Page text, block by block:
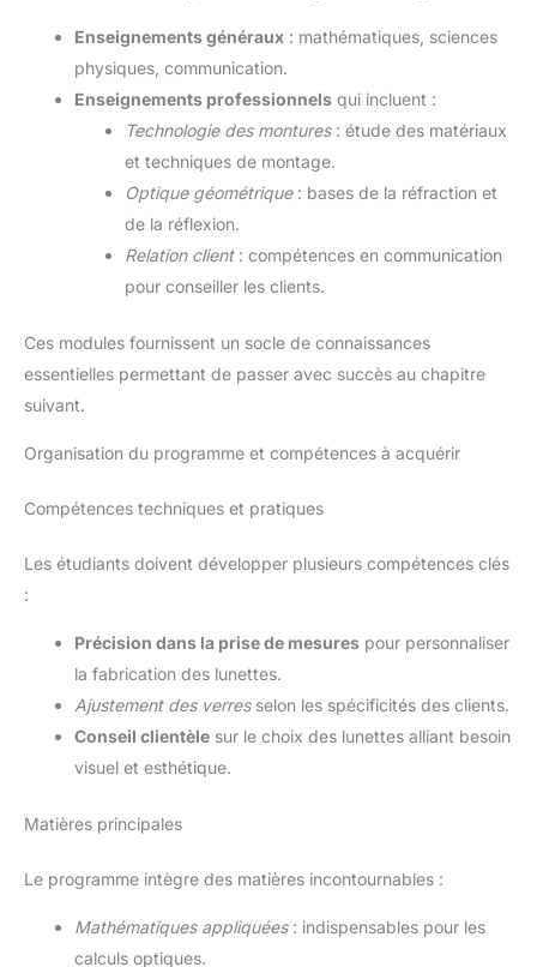
Enseignements généraux : mathématiques, sciences
physiques, communication.
Enseignements professionnels qui incluent :
Technologie des montures: étude des matériaux
et techniques de montage.
Optique géométrique: bases de la réfraction et
de la réflexion.
Relation client: compétences en communication
pour conseiller les clients.
Ces modules fournissent un socle de connaissances
essentielles permettant de passer avec succès au chapitre
suivant.
Organisation du programme et compétences à acquérir
Compétences techniques et pratiques
Les étudiants doivent développer plusieurs compétences clés
:
Précision dans la prise de mesures pour personnaliser
la fabrication des lunettes.
Ajustement des verresselon les spécificités des clients.
Conseil clientèle sur le choix des lunettes alliant besoin
visuel et esthétique.
Matières principales
Le programme intègre des matières incontournables :
Mathématiques appliquées: indispensables pour les
calculs optiques.